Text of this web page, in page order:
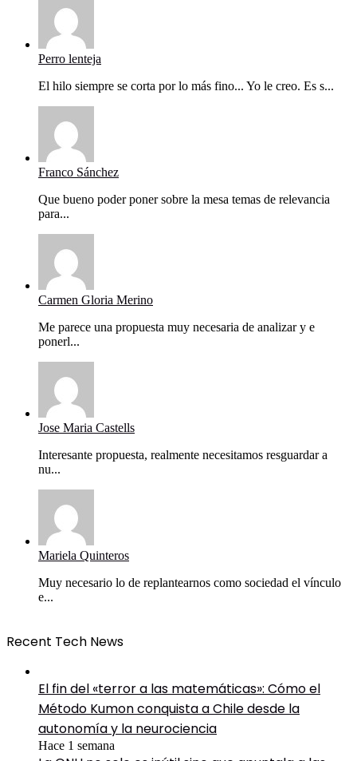
Perro lenteja
El hilo siempre se corta por lo más fino... Yo le creo. Es s...
Franco Sánchez
Que bueno poder poner sobre la mesa temas de relevancia
para...
Carmen Gloria Merino
Me parece una propuesta muy necesaria de analizar y e
ponerl...
Jose Maria Castells
Interesante propuesta, realmente necesitamos resguardar a
nu...
Mariela Quinteros
Muy necesario lo de replantearnos como sociedad el vínculo
e...
Recent Tech News
El fin del «terror a las matemáticas»: Cómo el
Método Kumon conquista a Chile desde la
autonomía y la neurociencia
Hace 1 semana